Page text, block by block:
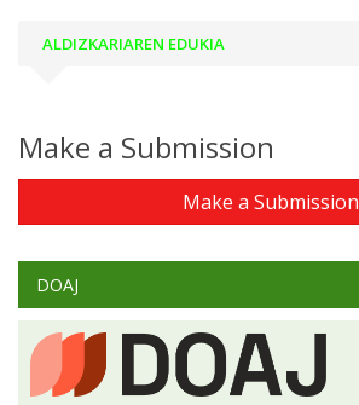
ALDIZKARIAREN EDUKIA
Make a Submission
Make a Submission
DOAJ